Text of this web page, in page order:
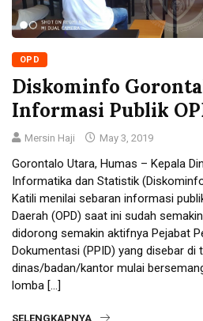
OPD
Diskominfo
Informasi Publik
Mersin Haji May 3, 2019
Gorontalo Utara, Humas – Kepala
Informatika dan Statistik
Katili menilai sebaran informasi
Daerah (OPD) saat ini sudah
didorong semakin aktifnya Pejabat
Dokumentasi (PPID) yang disebar di
dinas/badan/kantor mulai
lomba […]
SELENGKAPNYA